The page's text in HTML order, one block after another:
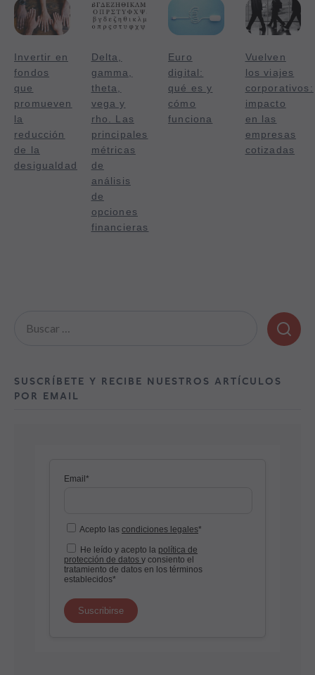
Invertir en
fondos
que
promueven
la
reducción
de la
desigualdad
Delta,
gamma,
theta,
vega y
rho. Las
principales
métricas
de
análisis
de
opciones
financieras
Euro
digital:
qué es y
cómo
funciona
Vuelven
los viajes
corporativos:
impacto
en las
empresas
cotizadas
SUSCRÍBETE Y RECIBE NUESTROS ARTÍCULOS
POR EMAIL